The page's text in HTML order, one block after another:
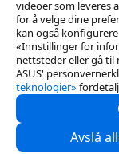
videoer som leveres
for å velge dine
kan også
«Innstillinger for
nettsteder eller gå til
ASUS'
teknologier»
Avslå
Kontakt oss